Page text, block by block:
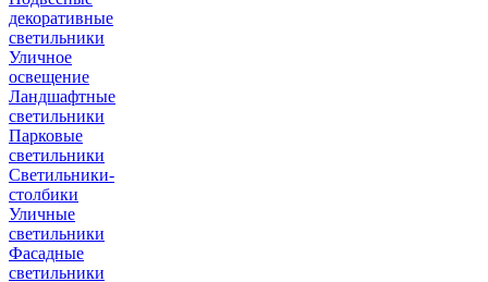
декоративные
светильники
Уличное
освещение
Ландшафтные
светильники
Парковые
светильники
Светильники-
столбики
Уличные
светильники
Фасадные
светильники